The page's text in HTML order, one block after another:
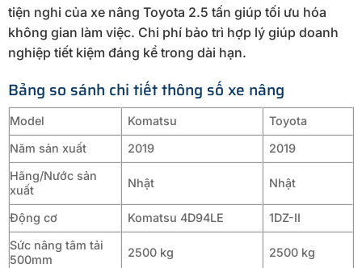
tiện nghi của xe nâng Toyota 2.5 tấn giúp tối ưu hóa
không gian làm việc. Chi phí bảo trì hợp lý giúp doanh
nghiệp tiết kiệm đáng kể trong dài hạn.
Bảng so sánh chi tiết thông số xe nâng
Model Komatsu
Toyota
Năm sản xuất
2019
2019
Hãng/Nước sản
xuất
Nhật Nhật
Động cơ Komatsu 4D94LE
1DZ-II
Sức nâng tâm tải
500mm
2500 kg 2500 kg